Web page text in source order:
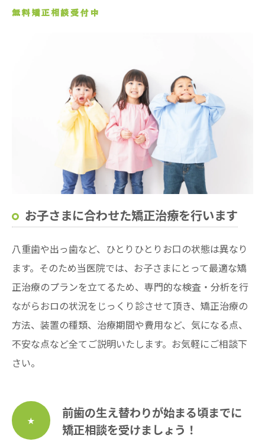
無料矯正相談受付中
お子さまに合わせた矯正治療を行います
八重歯や出っ歯など、ひとりひとりお口の状態は異なり
ます。そのため当医院では、お子さまにとって最適な矯
正治療のプランを立てるため、専門的な検査・分析を行
ながらおロの状況をじっくり診させて頂き、矯正治療の
方法、装置の種類、治療期間や費用など、気になる点、
不安な点など全てご説明いたします。お気軽にご相談下
さい。
前歯の生え替わりが始まる頃までに
矯正相談を受けましょう！
★